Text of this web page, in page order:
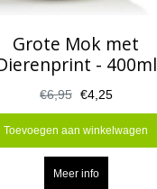
Grote Mok met
- 400ml
€6,95 €4,25
Toevoegen aan winkelwagen
Meer info